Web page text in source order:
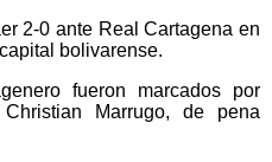
2-0 ante Real Cartagena en
bolivarense.
fueron marcados por
Marrugo, de pena